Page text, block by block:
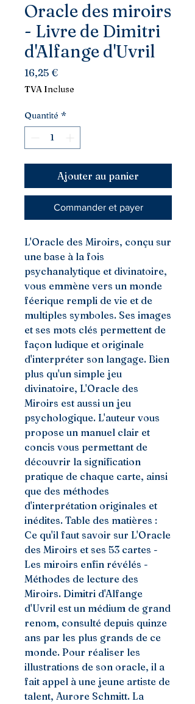
Oracle des miroirs
- Livre de Dimitri
d'Alfange d'Uvril
16,25 €Prix
TVA Incluse
Quantité *
Ajouter au panier
Commander et payer
L'Oracle des Miroirs, conçu sur
une base à la fois
psychanalytique et divinatoire,
vous emmène vers un monde
féerique rempli de vie et de
multiples symboles. Ses images
et ses mots clés permettent de
façon ludique et originale
d'interpréter son langage. Bien
plus qu'un simple jeu
divinatoire, L'Oracle des
Miroirs est aussi un jeu
psychologique. L'auteur vous
propose un manuel clair et
concis vous permettant de
découvrir la signification
pratique de chaque carte, ainsi
que des méthodes
d'interprétation originales et
inédites. Table des matières :
Ce qu'il faut savoir sur L'Oracle
des Miroirs et ses 53 cartes -
Les miroirs enfin révélés -
Méthodes de lecture des
Miroirs. Dimitri d'Alfange
d'Uvril est un médium de grand
renom, consulté depuis quinze
ans par les plus grands de ce
monde. Pour réaliser les
illustrations de son oracle, il a
fait appel à une jeune artiste de
talent, Aurore Schmitt. La